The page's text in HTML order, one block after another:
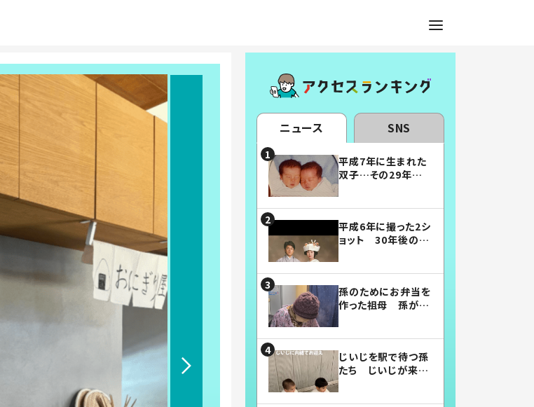
ニュース SNS
平成7年に生まれた
双子…その29年後
平成6年に撮った2シ
ョット 30年後の姿
孫のためにお弁当を
作った祖母 孫が絶
じいじを駅で待つ孫
たち じいじが来た